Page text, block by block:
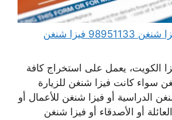
مكتب استخراج فيزا شنغن 98951133 فيزا شنغن
الكويت، يعمل على استخراج كافة
سواء كانت فيزا شنغن للزيارة
الدراسية أو فيزا شنغن للأعمال أو
أو الأصدقاء أو فيزا شنغن